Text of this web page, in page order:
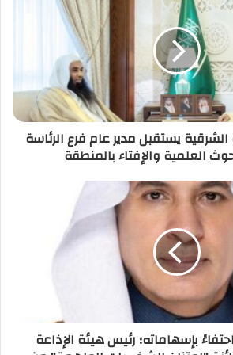
يستقبل مدير عام فرع الرئاسة
العلمية والإفتاء بالمنطقة
بإسهاماته؛ رئيس هيئة الإذاعة